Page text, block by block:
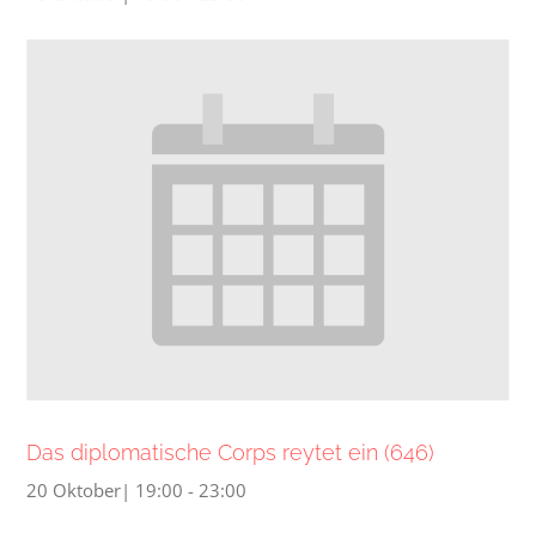
Das diplomatische Corps reytet ein (646)
20 Oktober| 19:00 - 23:00